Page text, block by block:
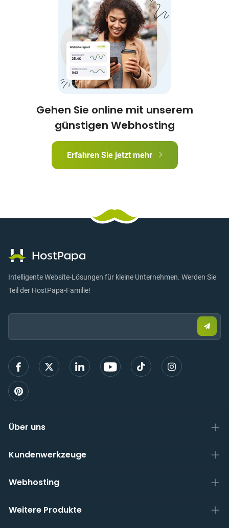
Gehen Sie online mit unserem
günstigen Webhosting
Erfahren Sie jetzt mehr
Intelligente Website-Lösungen für kleine Unternehmen. Werden Sie
Teil der HostPapa-Familie!
Email:
Sie
E-
Über uns
Kundenwerkzeuge
Webhosting
Weitere Produkte